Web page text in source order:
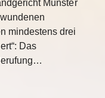
Münster
mindestens drei
Das